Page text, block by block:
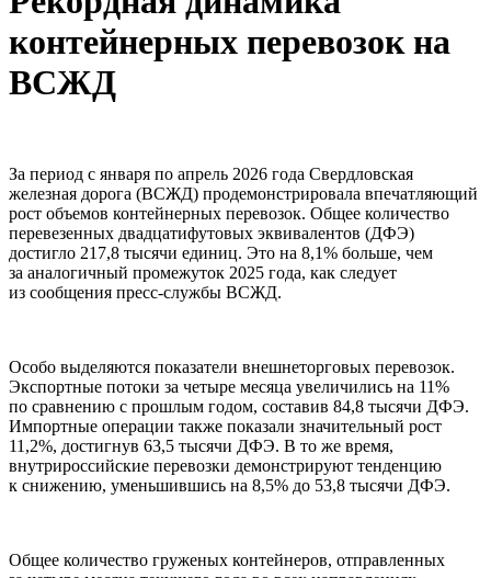
контейнерных перевозок на
ВСЖД
За период с января по апрель 2026 года Свердловская
железная дорога (ВСЖД) продемонстрировала впечатляющий
рост объемов контейнерных перевозок. Общее количество
перевезенных двадцатифутовых эквивалентов (ДФЭ)
достигло 217,8 тысячи единиц. Это на 8,1% больше, чем
за аналогичный промежуток 2025 года, как следует
из сообщения пресс-службы ВСЖД.
Особо выделяются показатели внешнеторговых перевозок.
Экспортные потоки за четыре месяца увеличились на 11%
по сравнению с прошлым годом, составив 84,8 тысячи ДФЭ.
Импортные операции также показали значительный рост
11,2%, достигнув 63,5 тысячи ДФЭ. В то же время,
внутрироссийские перевозки демонстрируют тенденцию
к снижению, уменьшившись на 8,5% до 53,8 тысячи ДФЭ.
Общее количество груженых контейнеров, отправленных